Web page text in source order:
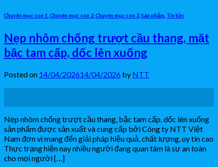
Chuyên mục con 1 Chuyên mục con 2 Chuyên mục con 3 Sản phẩm Tin tức
Nẹp nhôm chống trượt cầu thang, mặt
bậc tam cấp, dốc lên xuống
Posted on 14/04/202614/04/2026 by NTT
Nẹp nhôm chống trượt cầu thang, bậc tam cấp, dốc lên xuống
sản phẩm được sản xuất và cung cấp bởi Công ty NTT Việt
Nam đơn vị mang đến giải pháp hiệu quả, chất lượng, uy tín cao
Thực trạng hiện nay nhiều người đang quan tâm là sự an toàn
cho mọi người […]